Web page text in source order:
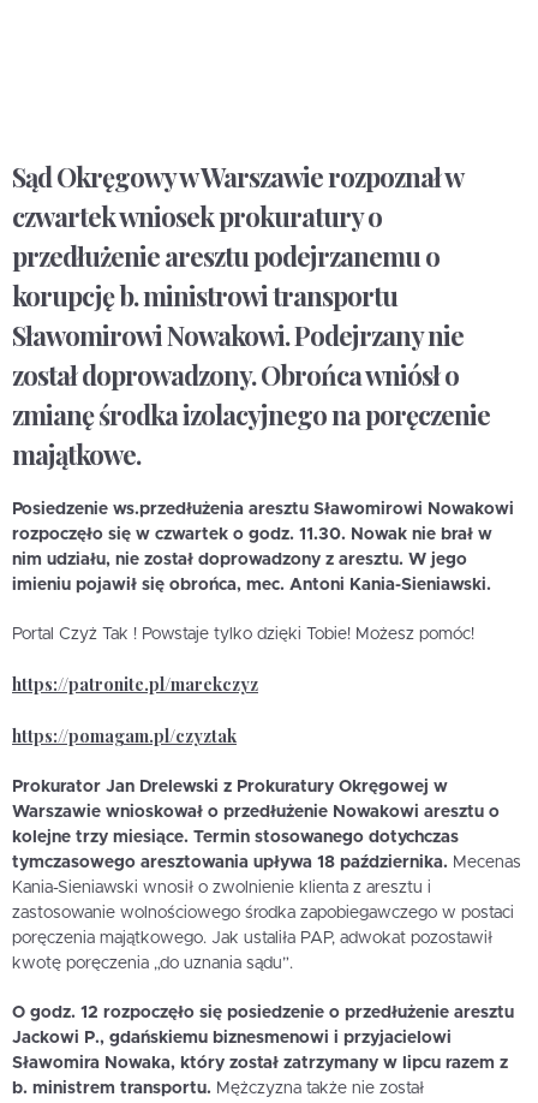
Sąd Okręgowy w Warszawie rozpoznał w
czwartek wniosek prokuratury o
przedłużenie aresztu podejrzanemu o
korupcję b. ministrowi transportu
Sławomirowi Nowakowi. Podejrzany nie
został doprowadzony. Obrońca wniósł o
zmianę środka izolacyjnego na poręczenie
majątkowe.
Posiedzenie ws.przedłużenia aresztu Sławomirowi Nowakowi
rozpoczęło się w czwartek o godz. 11.30. Nowak nie brał w
nim udziału, nie został doprowadzony z aresztu. W jego
imieniu pojawił się obrońca, mec. Antoni Kania-Sieniawski.
Portal Czyż Tak ! Powstaje tylko dzięki Tobie! Możesz pomóc!
https://patronite.pl/marekczyz
https://pomagam.pl/czyztak
Prokurator Jan Drelewski z Prokuratury Okręgowej w
Warszawie wnioskował o przedłużenie Nowakowi aresztu o
kolejne trzy miesiące. Termin stosowanego dotychczas
tymczasowego aresztowania upływa 18 października. Mecenas
Kania-Sieniawski wnosił o zwolnienie klienta z aresztu i
zastosowanie wolnościowego środka zapobiegawczego w postaci
poręczenia majątkowego. Jak ustaliła PAP, adwokat pozostawił
kwotę poręczenia „do uznania sądu”.
O godz. 12 rozpoczęło się posiedzenie o przedłużenie aresztu
Jackowi P., gdańskiemu biznesmenowi i przyjacielowi
Sławomira Nowaka, który został zatrzymany w lipcu razem z
b. ministrem transportu. Mężczyzna także nie został